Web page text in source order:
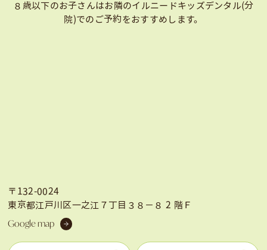
８歳以下のお子さんはお隣のイルニードキッズデンタル(分
院)での ご予約をおすすめします。
〒132-0024
東京都江戸川区一之江７丁目３８−８ 2 階Ｆ
Google map